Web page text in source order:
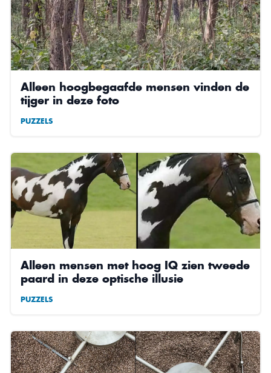
Alleen hoogbegaafde mensen vinden de
tijger in deze foto
PUZZELS
Alleen mensen met hoog IQ zien tweede
paard in deze optische illusie
PUZZELS